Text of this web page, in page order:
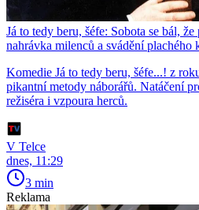
Já to tedy beru, šéfe: Sobota se bál,
nahrávka milenců a svádění plachého
Komedie Já to tedy beru, šéfe...! z
pikantní metody náborářů. Natáčení
režiséra i vzpoura herců.
V Telce
dnes, 11:29
3 min
Reklama